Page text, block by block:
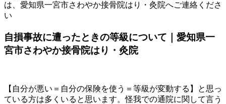
は、愛知県一宮市さわやか接骨院はり・灸院へご連絡くださ
い
自損事故に遭ったときの等級について｜愛知県一
宮市さわやか接骨院はり・灸院
【自分が悪い＝自分の保険を使う＝等級が変動する】と思っ
ている方は多くいると思います。怪我での通院に関して言う